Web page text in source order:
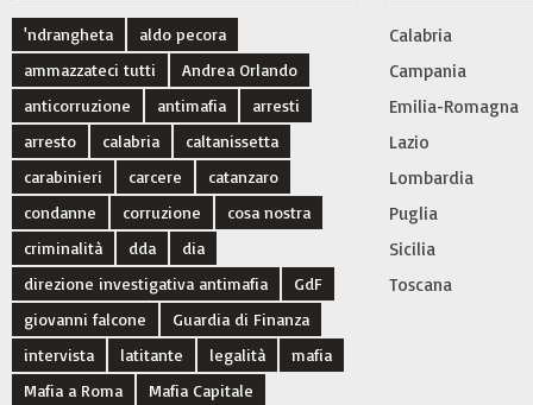
'ndrangheta
aldo pecora
ammazzateci tutti
Andrea Orlando
anticorruzione
antimafia
arresti
arresto
calabria
caltanissetta
carabinieri
carcere
catanzaro
condanne
corruzione
cosa nostra
criminalità
dda
dia
direzione investigativa antimafia
GdF
giovanni falcone
Guardia di Finanza
intervista
latitante legalità
mafia
Mafia a Roma
Mafia Capitale
Calabria
Campania
Emilia-Romagna
Lazio
Lombardia
Puglia
Sicilia
Toscana